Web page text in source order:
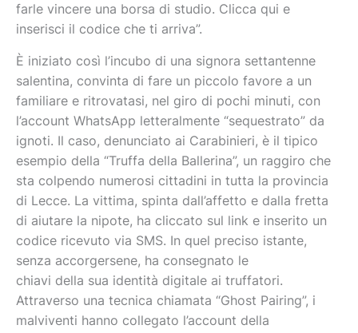
farle vincere una borsa di studio. Clicca qui e
inserisci il codice che ti arriva”.
È iniziato così l’incubo di una signora settantenne
salentina, convinta di fare un piccolo favore a un
familiare e ritrovatasi, nel giro di pochi minuti, con
l’account WhatsApp letteralmente “sequestrato” da
ignoti. Il caso, denunciato ai Carabinieri, è il tipico
esempio della “Truffa della Ballerina”, un raggiro che
sta colpendo numerosi cittadini in tutta la provincia
di Lecce. La vittima, spinta dall’affetto e dalla fretta
di aiutare la nipote, ha cliccato sul link e inserito un
codice ricevuto via SMS. In quel preciso istante,
senza accorgersene, ha consegnato le
chiavi della sua identità digitale ai truffatori.
Attraverso una tecnica chiamata “Ghost Pairing”, i
malviventi hanno collegato l’account della